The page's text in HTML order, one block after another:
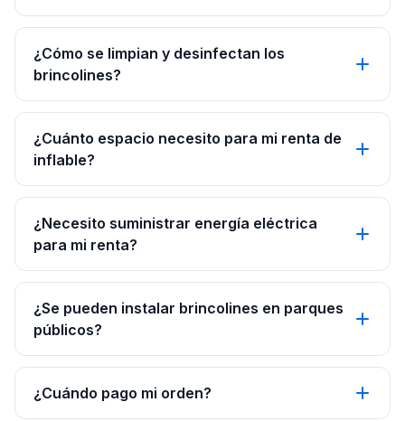
¿Cómo se limpian y desinfectan los
brincolines?
¿Cuánto espacio necesito para mi renta de
inflable?
¿Necesito suministrar energía eléctrica
para mi renta?
¿Se pueden instalar brincolines en parques
públicos?
¿Cuándo pago mi orden?